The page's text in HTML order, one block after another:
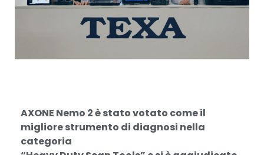
AXONE Nemo 2 è stato votato come il
migliore strumento di diagnosi nella
categoria